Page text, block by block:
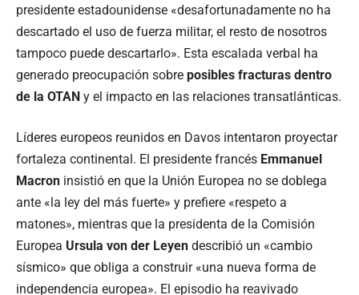
presidente estadounidense «desafortunadamente no ha
descartado el uso de fuerza militar, el resto de nosotros
tampoco puede descartarlo». Esta escalada verbal ha
generado preocupación sobre posibles fracturas dentro
de la OTAN y el impacto en las relaciones transatlánticas.
Líderes europeos reunidos en Davos intentaron proyectar
fortaleza continental. El presidente francés Emmanuel
Macron insistió en que la Unión Europea no se doblega
ante «la ley del más fuerte» y prefiere «respeto a
matones», mientras que la presidenta de la Comisión
Europea Ursula von der Leyen describió un «cambio
sísmico» que obliga a construir «una nueva forma de
independencia europea». El episodio ha reavivado